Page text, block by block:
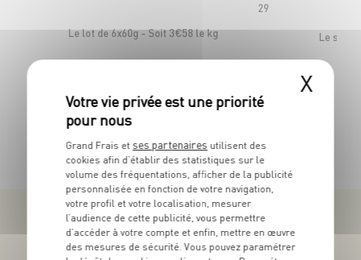
29
Le lot de 6x60g - Soit 3€58 le kg
Le
X
Grand Frais et ses partenaires utilisent des
cookies afin d’établir des statistiques sur le
volume des fréquentations, afficher de la publicité
personnalisée en fonction de votre navigation,
votre profil et votre localisation, mesurer
l’audience de cette publicité, vous permettre
d’accéder à votre compte et enfin, mettre en œuvre
des mesures de sécurité. Vous pouvez paramétrer